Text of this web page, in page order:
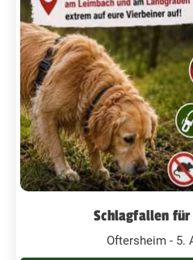
Schlagfallen
Oftersheim - 5.